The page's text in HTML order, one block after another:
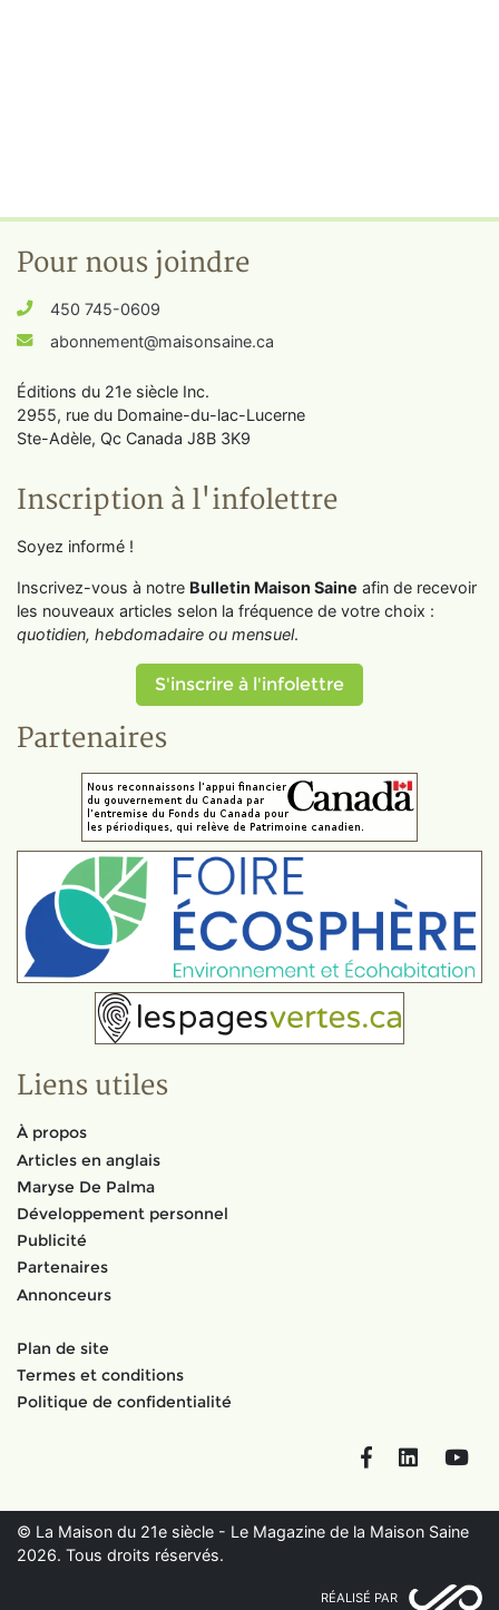
Pour nous joindre
450 745-0609
abonnement@maisonsaine.ca
Éditions du 21e siècle Inc.
2955, rue du Domaine-du-lac-Lucerne
Ste-Adèle, Qc Canada J8B 3K9
Inscription à l'infolettre
Soyez informé !
Inscrivez-vous à notre Bulletin Maison Saine afin de recevoir
les nouveaux articles selon la fréquence de votre choix :
quotidien, hebdomadaire ou mensuel.
S'inscrire à l'infolettre
Partenaires
Liens utiles
À propos
Articles en anglais
Maryse De Palma
Développement personnel
Publicité
Partenaires
Annonceurs
Plan de site
Termes et conditions
Politique de confidentialité
FacebookLinkedIn
© La Maison du 21e siècle - Le Magazine de la Maison Saine
2026. Tous droits réservés.
RÉALISÉ PAR